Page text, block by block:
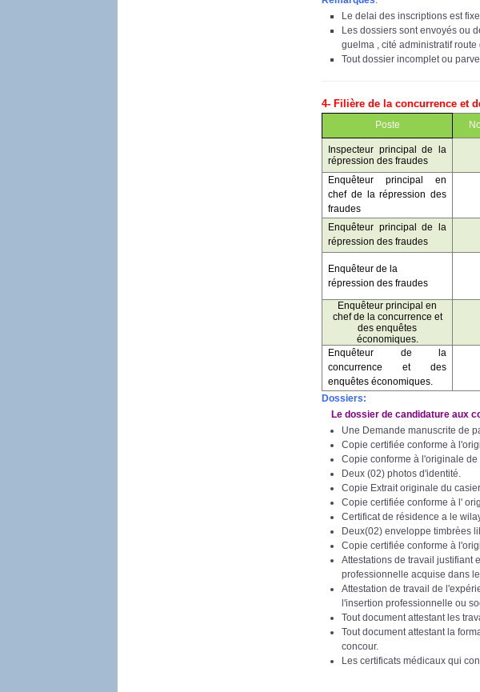
Le delai des inscriptions est
Les dossiers sont envoyés ou
guelma , cité administratif
Tout dossier incomplet ou
4- Filière de la concurrence et
Poste
Inspecteur principal de la
répression des fraudes
Enquêteur principal en
chef de la répression des
fraudes
Enquêteur principal de la
répression des fraudes
Enquêteur de la
répression des fraudes
Enquêteur principal en
chef de la concurrence et
des enquêtes
économiques.
Enquêteur de la
concurrence et des
enquêtes économiques.
Dossiers:
Le dossier de candidature aux
Une Demande manuscrite de
Copie certifiée conforme à
Copie conforme à l'originale de
Deux (02) photos d'identité.
Copie Extrait originale du
Copie certifiée conforme à l'
Certificat de résidence a le
Deux(02) enveloppe timbrèes
Copie certifiée conforme à
Attestations de travail justifiant
professionnelle acquise dans le
Attestation de travail de
l'insertion professionnelle ou
Tout document attestant les
Tout document attestant la
concour.
Les certificats médicaux qui